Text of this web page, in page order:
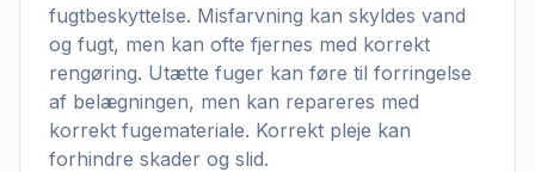
fugtbeskyttelse. Misfarvning kan skyldes vand
og fugt, men kan ofte fjernes med korrekt
rengøring. Utætte fuger kan føre til forringelse
af belægningen, men kan repareres med
korrekt fugemateriale. Korrekt pleje kan
forhindre skader og slid.